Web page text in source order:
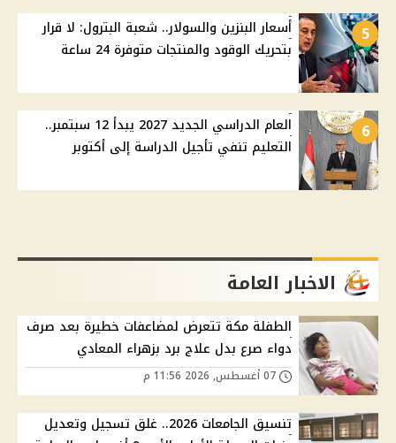
5
أسعار البنزين والسولار.. شعبة البترول: لا قرار
بتحريك الوقود والمنتجات متوفرة 24 ساعة
6
العام الدراسي الجديد 2027 يبدأ 12 سبتمبر..
التعليم تنفي تأجيل الدراسة إلى أكتوبر
الاخبار العامة
الطفلة مكة تتعرض لمضاعفات خطيرة بعد صرف
دواء صرع بدل علاج برد بزهراء المعادي
تنسيق الجامعات 2026.. غلق تسجيل وتعديل